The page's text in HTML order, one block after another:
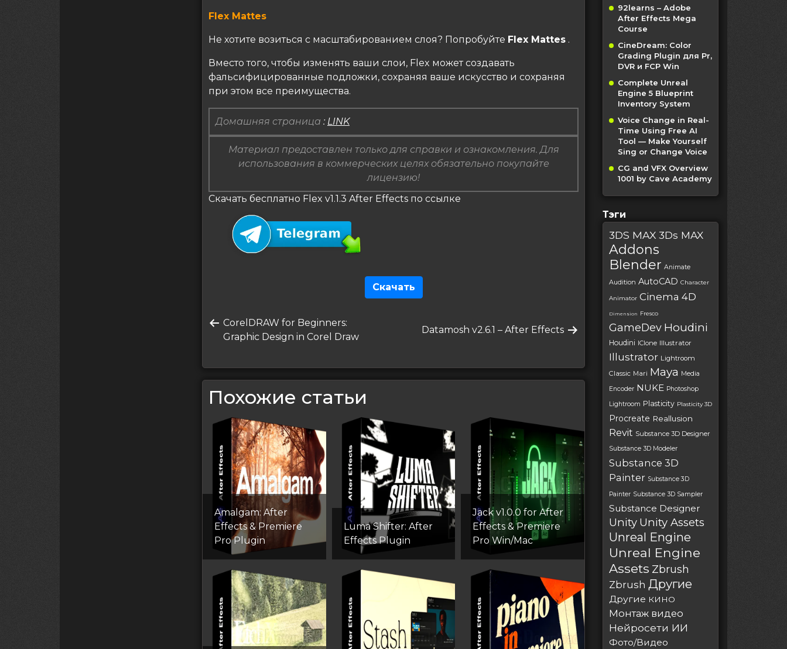
Flex Mattes
Не хотите возиться с масштабированием слоя? Попробуйте Flex Mattes .
Вместо того, чтобы изменять ваши слои, Flex может создавать
фальсифицированные подложки, сохраняя ваше искусство и сохраняя
при этом все преимущества.
Домашняя страница : LINK
Материал предоставлен только для справки и ознакомления. Для
использования в коммерческих целях обязательно покупайте
лицензию!
Скачать бесплатно Flex v1.1.3 After Effects по ссылке
Скачать
поПредыдущая
запись
CorelDRAW for Beginners:
Graphic Design in Corel Draw
Следующая
Datamosh v2.6.1 – After Effects
Похожие статьи
Amalgam: After
Effects & Premiere
Pro Plugin
Luma Shifter: After
Effects Plugin
Jack v1.0.0 for After
Effects & Premiere
Pro Win/Mac
92learns – Adobe
After Effects Mega
Course
CineDream: Color
Grading Plugin для Pr,
DVR и FCP Win
Complete Unreal
Engine 5 Blueprint
Inventory System
Voice Change in Real-
Time Using Free AI
Tool — Make Yourself
Sing or Change Voice
CG and VFX Overview
1001 by Cave Academy
Тэги
3DS MAX 3Ds MAX
Addons
Blender Animate
Audition AutoCAD Character
Animator Cinema 4D
Dimension Fresco
GameDev Houdini
Houdini IClone Illustrator
Illustrator Lightroom
Classic Mari Maya
Media
Encoder NUKE Photoshop
Lightroom Plasticity Plasticity 3D
Procreate Reallusion
Revit Substance 3D Designer
Substance 3D Modeler
Substance 3D
Painter Substance 3D
Painter Substance 3D Sampler
Substance Designer
Unity Unity Assets
Unreal Engine
Unreal Engine
Assets Zbrush
Zbrush Другие
Другие КИНО
Монтаж видео
Нейросети ИИ
Фото/Видео